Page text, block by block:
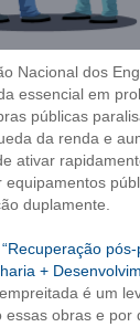
OU
URBANA
Nacional dos
essencial em
públicas
da renda e
ativar
duplamente.
“Recuperação
+
é um
obras e por